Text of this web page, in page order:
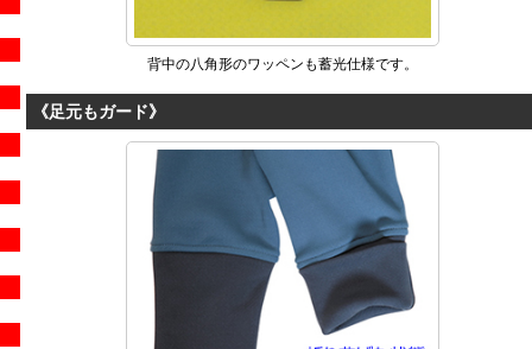
背中の八角形のワッペンも蓄光仕様です。
《足元もガード》